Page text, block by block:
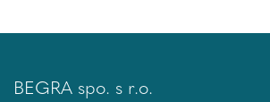
BEGRA spo. s r.o.